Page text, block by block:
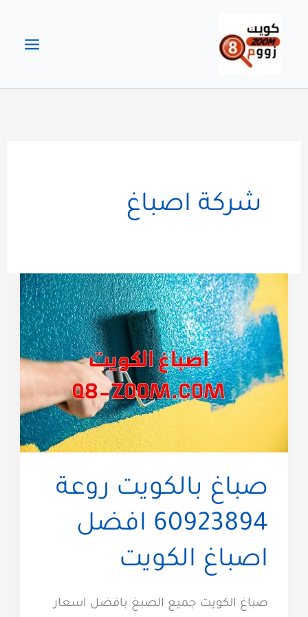
المحتوى
شركة اصباغ
صباغ بالكويت روعة
60923894 افضل
اصباغ الكويت
صباغ الكويت جميع الصبغ بافضل اسعار